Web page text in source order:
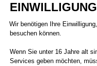
EINWILLIGUNG
Wir benötigen Ihre Einwilligung, bevor Sie unsere Website weiter
besuchen können.
Wenn Sie unter 16 Jahre alt
Services geben möchten,